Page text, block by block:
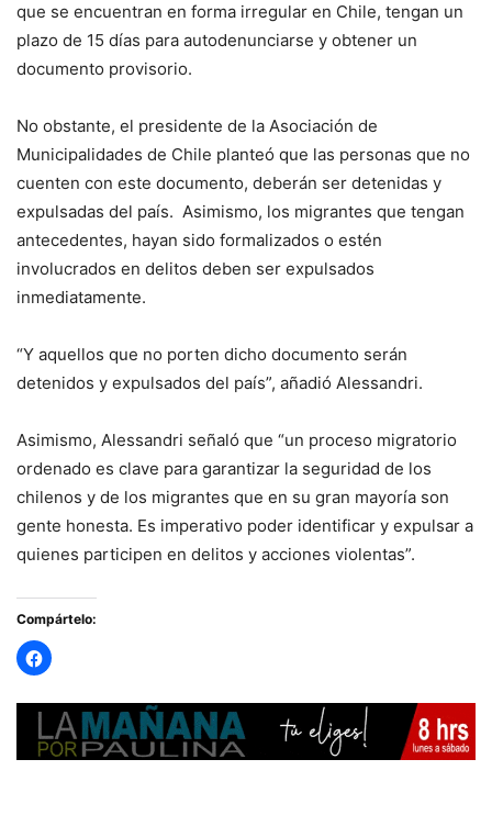
que se encuentran en forma irregular en Chile, tengan un
plazo de 15 días para autodenunciarse y obtener un
documento provisorio.
No obstante, el presidente de la Asociación de
Municipalidades de Chile planteó que las personas que no
cuenten con este documento, deberán ser detenidas y
expulsadas del país. Asimismo, los migrantes que tengan
antecedentes, hayan sido formalizados o estén
involucrados en delitos deben ser expulsados
inmediatamente.
“Y aquellos que no porten dicho documento serán
detenidos y expulsados del país”, añadió Alessandri.
Asimismo, Alessandri señaló que “un proceso migratorio
ordenado es clave para garantizar la seguridad de los
chilenos y de los migrantes que en su gran mayoría son
gente honesta. Es imperativo poder identificar y expulsar a
quienes participen en delitos y acciones violentas”.
Compártelo: